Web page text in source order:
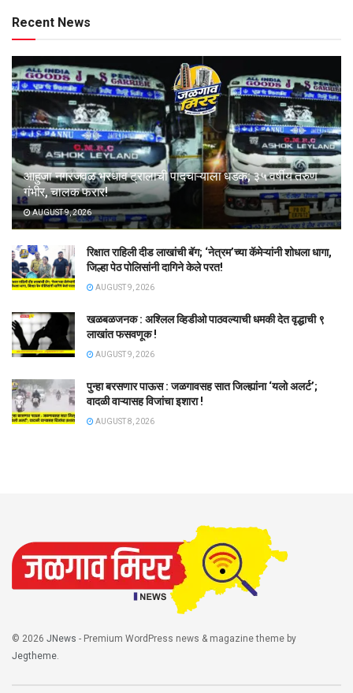
Recent News
आहुजा नगरजवळ भरधाव ट्रालाची पादचाऱ्याला धडक; ३५ वर्षीय तरुण
गंभीर, चालक फरार!
AUGUST 9, 2026
रिक्षात राहिली दीड लाखांची बॅग; ‘नेत्रम’च्या कॅमेऱ्यांनी शोधला धागा,
जिल्हा पेठ पोलिसांनी दागिने केले परत!
AUGUST 9, 2026
खळबळजनक : अश्लिल व्हिडीओ पाठवल्याची धमकी देत वृद्धाची ९
लाखांत फसवणूक !
AUGUST 9, 2026
पुन्हा बरसणार पाऊस : जळगावसह सात जिल्ह्यांना ‘यलो अलर्ट’;
वादळी वाऱ्यासह विजांचा इशारा !
AUGUST 8, 2026
© 2026 JNews - Premium WordPress news & magazine theme by
Jegtheme